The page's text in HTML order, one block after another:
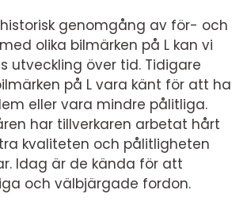
genomgång av för- och
olika bilmärken på L kan vi
utveckling över tid. Tidigare
på L vara känt för att ha
eller vara mindre pålitliga.
har tillverkaren arbetat hårt
kvaliteten och pålitligheten
Idag är de kända för att
och välbjärgade fordon.